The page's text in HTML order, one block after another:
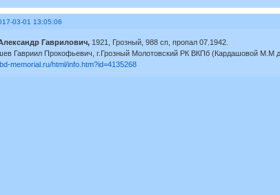
03-01 13:05:06
Гаврилович, 1921, Грозный, 988 сп, пропал 07.1942.
Гавриил Прокофьевич, г.Грозный Молотовский РК ВКПб (Кардашовой М.М
memorial.ru/html/info.htm?id=4135268